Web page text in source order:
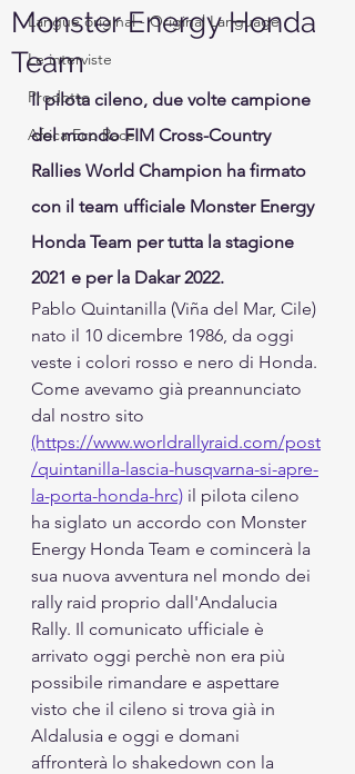
Langue original - Original Language
Le interviste
Prodotto
Africa Eco Race
Monster Energy Honda
Team
Il pilota cileno, due volte campione
del mondo FIM Cross-Country
Rallies World Champion ha firmato
con il team ufficiale Monster Energy
Honda Team per tutta la stagione
2021 e per la Dakar 2022.
Pablo Quintanilla (Viña del Mar, Cile)
nato il 10 dicembre 1986, da oggi
veste i colori rosso e nero di Honda.
Come avevamo già preannunciato
dal nostro sito
(https://www.worldrallyraid.com/post
/quintanilla-lascia-husqvarna-si-apre-
la-porta-honda-hrc) il pilota cileno
ha siglato un accordo con Monster
Energy Honda Team e comincerà la
sua nuova avventura nel mondo dei
rally raid proprio dall'Andalucia
Rally. Il comunicato ufficiale è
arrivato oggi perchè non era più
possibile rimandare e aspettare
visto che il cileno si trova già in
Aldalusia e oggi e domani
affronterà lo shakedown con la